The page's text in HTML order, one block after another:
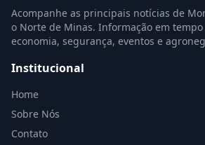
Acompanhe as principais notícias de
o Norte de Minas. Informação em
economia, segurança, eventos e
Institucional
Home
Sobre Nós
Contato